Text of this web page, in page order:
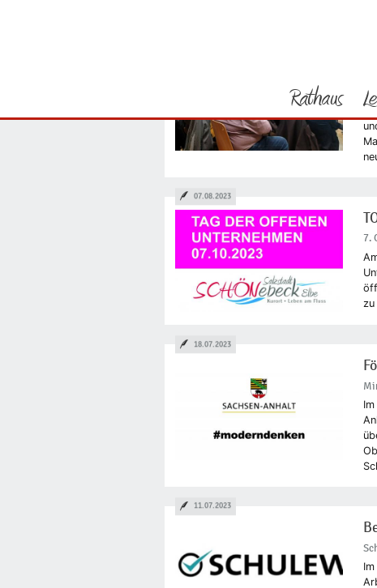
Rathaus
Vorheriges Bild
7.
07.08.2023
18.07.2023
11.07.2023